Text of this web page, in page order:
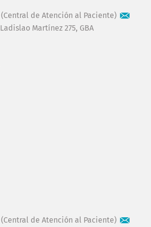
(Central de Atención al Paciente)
Ladislao Martínez 275, GBA
(Central de Atención al Paciente)